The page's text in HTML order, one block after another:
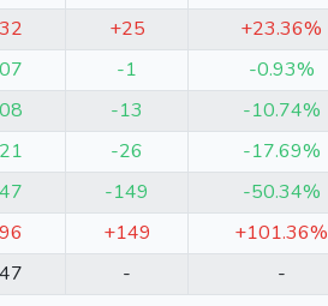
+25
+23.36%
-1
-0.93%
-13
-10.74%
-26
-17.69%
-149
-50.34%
+149
+101.36%
- -